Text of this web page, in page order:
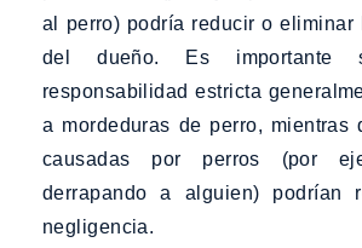
al perro) podría reducir o eliminar
del dueño. Es importante
responsabilidad estricta
a mordeduras de perro, mientras
causadas por perros (por
derrapando a alguien) podrían
negligencia.